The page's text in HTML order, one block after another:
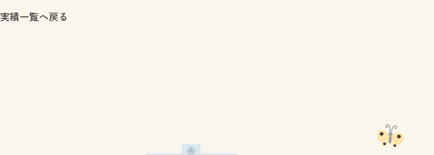
実績一覧へ戻る